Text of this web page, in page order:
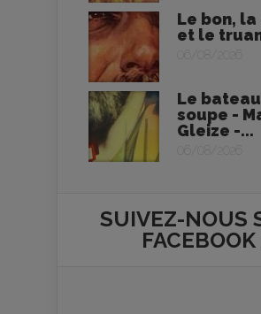
Le bon,
et le
06/08/2026
Le
soupe -
Gleize -...
06/08/2026
SUIVEZ-NOUS
FACEBOOK